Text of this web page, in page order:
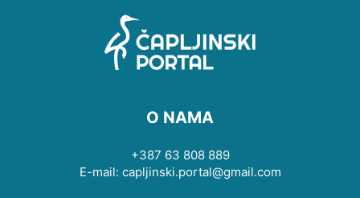
O NAMA
+387 63 808 889
E-mail: capljinski.portal@gmail.com